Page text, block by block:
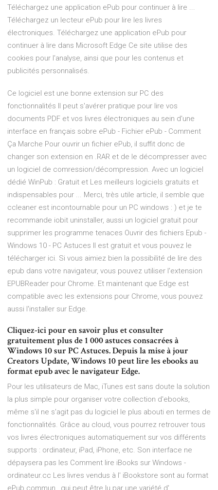
Téléchargez une application ePub pour continuer à lire ...
Téléchargez un lecteur ePub pour lire les livres
électroniques. Téléchargez une application ePub pour
continuer à lire dans Microsoft Edge Ce site utilise des
cookies pour l'analyse, ainsi que pour les contenus et
publicités personnalisés.
Ce logiciel est une bonne extension sur PC des
fonctionnalités Il peut s'avérer pratique pour lire vos
documents PDF et vos livres électroniques au sein d'une
interface en français sobre ePub - Fichier ePub - Comment
Ça Marche Pour ouvrir un fichier ePub, il suffit donc de
changer son extension en .RAR et de le décompresser avec
un logiciel de comression/décompression. Avec un logiciel
dédié WinPub : Gratuit et Les meilleurs logiciels gratuits et
indispensables pour ... Merci, très utile article, il semble que
ccleaner est incontournable pour un PC windows : ) et je te
recommande iobit uninstaller, aussi un logiciel gratuit pour
supprimer les programme tenaces Ouvrir des fichiers Epub -
Windows 10 - PC Astuces Il est gratuit et vous pouvez le
télécharger ici. Si vous aimiez bien la possibilité de lire des
epub dans votre navigateur, vous pouvez utiliser l'extension
EPUBReader pour Chrome. Et maintenant que Edge est
compatible avec les extensions pour Chrome, vous pouvez
aussi l'installer sur Edge.
Cliquez-ici pour en savoir plus et consulter
gratuitement plus de 1 000 astuces consacrées à
Windows 10 sur PC Astuces. Depuis la mise à jour
Creators Update, Windows 10 peut lire les ebooks au
format epub avec le navigateur Edge.
Pour les utilisateurs de Mac, iTunes est sans doute la solution
la plus simple pour organiser votre collection d'ebooks,
même s'il ne s'agit pas du logiciel le plus abouti en termes de
fonctionnalités. Grâce au cloud, vous pourrez retrouver tous
vos livres électroniques automatiquement sur vos différents
supports : ordinateur, iPad, iPhone, etc. Son interface ne
dépaysera pas les Comment lire iBooks sur Windows -
ordinateur.cc Les livres vendus à l' iBookstore sont au format